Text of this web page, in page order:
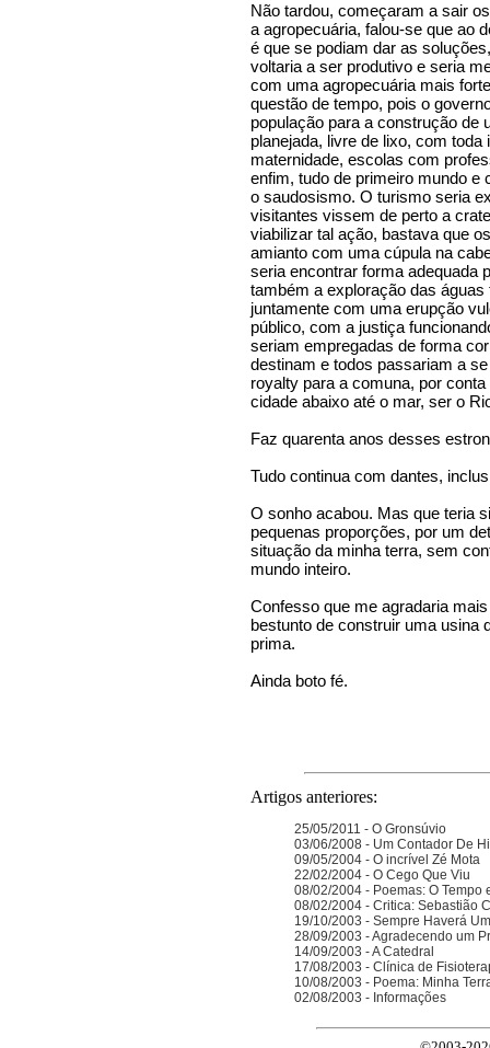
Não tardou, começaram a sair
a agropecuária, falou-se que ao
é que se podiam dar as
voltaria a ser produtivo e seria
com uma agropecuária mais
questão de tempo, pois o
população para a construção de
planejada, livre de lixo, com
maternidade, escolas com
enfim, tudo de primeiro mundo
o saudosismo. O turismo seria
visitantes vissem de perto a
viabilizar tal ação, bastava que
amianto com uma cúpula na
seria encontrar forma adequada
também a exploração das
juntamente com uma erupção
público, com a justiça
seriam empregadas de forma
destinam e todos passariam a
royalty para a comuna, por
cidade abaixo até o mar, ser o
Faz quarenta anos desses
Tudo continua com dantes,
O sonho acabou. Mas que teria
pequenas proporções, por um
situação da minha terra, sem
mundo inteiro.
Confesso que me agradaria
bestunto de construir uma usina
prima.
Ainda boto fé.
Artigos anteriores:
25/05/2011 - O Gronsúvio
03/06/2008 - Um Contador De
09/05/2004 - O incrível Zé Mota
22/02/2004 - O Cego Que Viu
08/02/2004 - Poemas: O Tempo
08/02/2004 - Critica: Sebastião
19/10/2003 - Sempre Haverá
28/09/2003 - Agradecendo um
14/09/2003 - A Catedral
17/08/2003 - Clínica de
10/08/2003 - Poema: Minha
02/08/2003 - Informações